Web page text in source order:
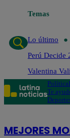
TemasLo último
Lo último
Perú Decide
Valentina
Política
Te
MEJORES